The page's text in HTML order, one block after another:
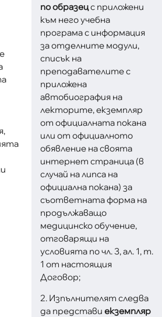
по образецс приложени
към него учебна
програма с информация
за отделните модули,
списък на
преподавателите с
приложена
автобиография на
лекторите, екземпляр
от официалната покана
или от официалното
обявление на своята
интернет страница (в
случай на липса на
официална покана) за
съответната форма на
продължаващо
медицинско обучение,
отговарящи на
условията по чл. 3, ал. 1, т.
1 от настоящия
Договор;
2. Изпълнителят следва
да представи екземпляр